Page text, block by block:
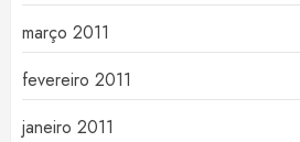
março 2011
fevereiro 2011
janeiro 2011